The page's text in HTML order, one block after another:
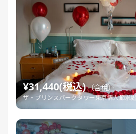
¥31,440(税込)（含稅）
ザ・プリンスパークタワー東京情人節求